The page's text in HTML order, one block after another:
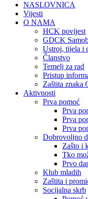
NASLOVNICA
Vijesti
O NAMA
HCK povijest
GDCK
Ustroj, tijela i
Članstvo
Temelj za rad
Pristup
Zaštita znaka
Aktivnosti
Prva pomoć
Prva
Prva
Prva
Dobrovoljno
Zašto i
Tko
Prvo
Klub mladih
Zaštita i
Socijalna skrb